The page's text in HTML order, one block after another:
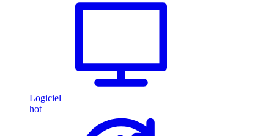
Logiciel
hot